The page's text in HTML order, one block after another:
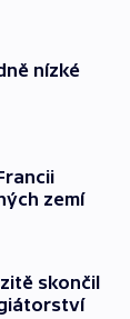
nízké
zemí
skončil